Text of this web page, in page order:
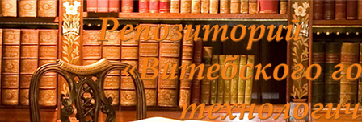
Просмотр Учебные материалы по